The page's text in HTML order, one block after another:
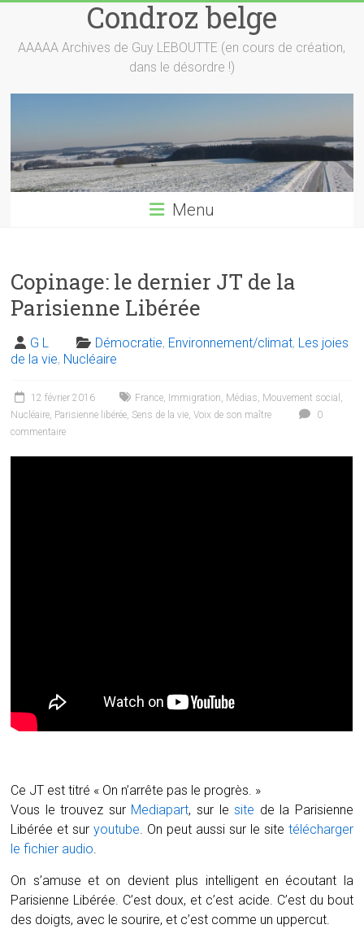
content
Condroz belge
AAAAA Archives de Guy LEBOUTTE (en cours de création,
dans le désordre !)
Menu
Copinage: le dernier JT de la
Parisienne Libérée
G L Démocratie, Environnement/climat, Les joies
de la vie, Nucléaire
12 février 2016 France, Immigration, Médias, Mouvement social ,
Nucléaire, Parisienne libérée, Sens de la vie,Voix de son maître
0
commentaire
Ce JT est titré « On n’arrête pas le progrès. »
Vous le trouvez sur Mediapart, sur lesite de la Parisienne
Libérée et suryoutube. On peut aussi sur le site télécharger
le fichier audio.
On s’amuse et on devient plus intelligent en écoutant la
Parisienne Libérée. C’est doux, et c’est acide. C’est du bout
des doigts, avec le sourire, et c’est comme un uppercut.